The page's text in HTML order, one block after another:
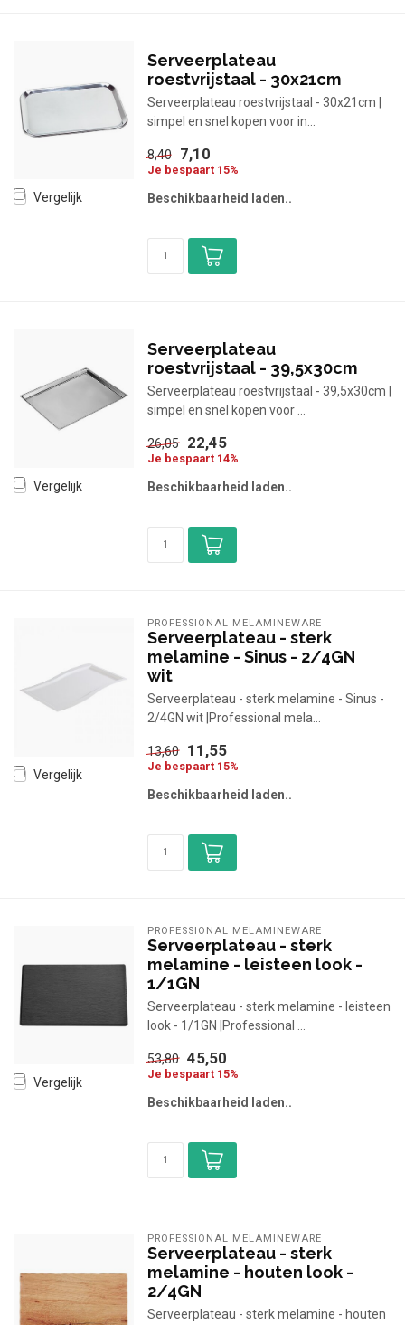
Vergelijk
Serveerplateau
roestvrijstaal - 30x21cm
Serveerplateau roestvrijstaal - 30x21cm |
simpel en snel kopen voor in...
8,40 7,10
Je bespaart 15%
Beschikbaarheid laden..
Vergelijk
Serveerplateau
roestvrijstaal - 39,5x30cm
Serveerplateau roestvrijstaal - 39,5x30cm |
simpel en snel kopen voor ...
26,05 22,45
Je bespaart 14%
Beschikbaarheid laden..
Vergelijk
PROFESSIONAL MELAMINEWARE
Serveerplateau - sterk
melamine - Sinus - 2/4GN
wit
Serveerplateau - sterk melamine - Sinus -
2/4GN wit |Professional mela...
13,60 11,55
Je bespaart 15%
Beschikbaarheid laden..
Vergelijk
PROFESSIONAL MELAMINEWARE
Serveerplateau - sterk
melamine - leisteen look -
1/1GN
Serveerplateau - sterk melamine - leisteen
look - 1/1GN |Professional ...
53,80 45,50
Je bespaart 15%
Beschikbaarheid laden..
PROFESSIONAL MELAMINEWARE
Serveerplateau - sterk
melamine - houten look -
2/4GN
Serveerplateau - sterk melamine - houten